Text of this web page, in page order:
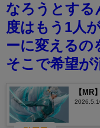
なろうとする
度はもう1人
ーに変えるの
そこで希望が
【MR